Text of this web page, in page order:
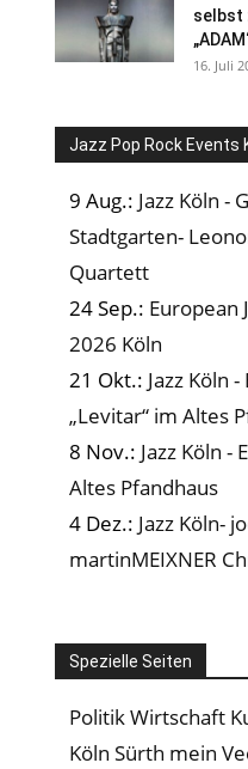
selbst
16. Juli
Jazz Pop Rock Events
9 Aug.: Jazz Köln -
Stadtgarten-
Quartett
24 Sep.: European
2026 Köln
21 Okt.: Jazz Köln
„Levitar“ im Altes
8 Nov.: Jazz Köln -
Altes Pfandhaus
4 Dez.: Jazz Köln-
martinMEIXNER
Spezielle Seiten
Politik Wirtschaft
Köln Sürth mein